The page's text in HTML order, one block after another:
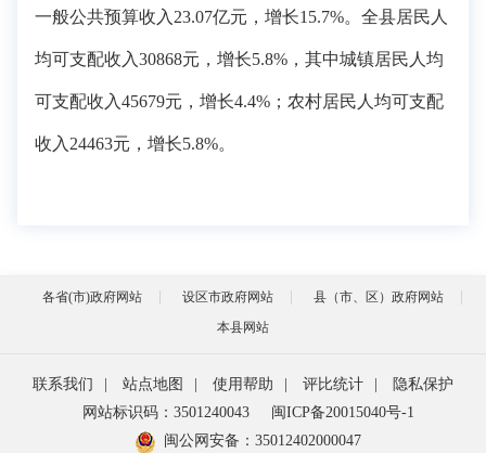
一般公共预算收入23.07亿元，增长15.7%。全县居民人
均可支配收入30868元，增长5.8%，其中城镇居民人均
可支配收入45679元，增长4.4%；农村居民人均可支配
收入24463元，增长5.8%。
各省(市)政府网站 设区市政府网站
县（市、区）政府网站
本县网站
联系我们 站点地图 使用帮助 评比统计
隐私保护
网站标识码：3501240043
闽ICP备20015040号-1
闽公网安备： 35012402000047